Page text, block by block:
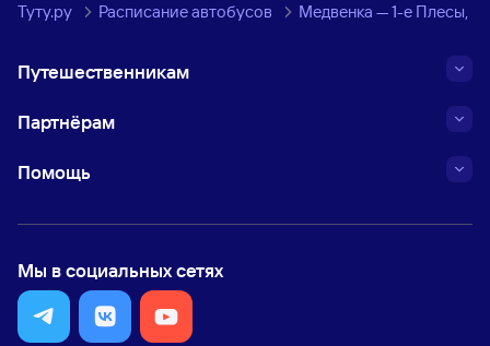
Туту.ру Расписание автобусов Медвенка — 1-е Плесы,
Путешественникам
Партнёрам
Помощь
Мы в социальных сетях